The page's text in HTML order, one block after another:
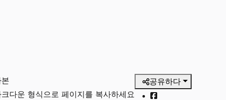
다운 형식으로 페이지를 복사하세요
공유하다